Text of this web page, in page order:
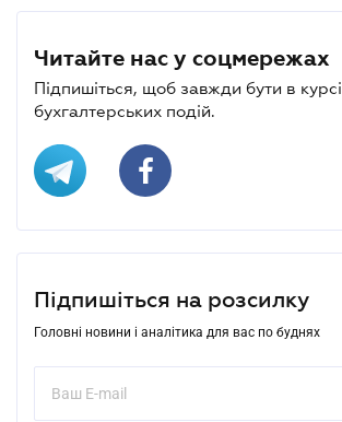
Читайте нас у соцмережах
Підпишіться, щоб завжди бути в курсі
бухгалтерських подій.
Підпишіться на розсилку
Головні новини і аналітика для вас по буднях